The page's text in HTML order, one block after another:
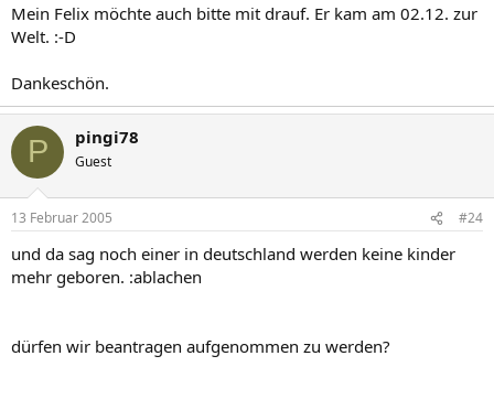
Mein Felix möchte auch bitte mit drauf. Er kam am 02.12. zur
Welt. :-D
Dankeschön.
P pingi78
Guest
13 Februar 2005 #24
und da sag noch einer in deutschland werden keine kinder
mehr geboren. :ablachen
dürfen wir beantragen aufgenommen zu werden?